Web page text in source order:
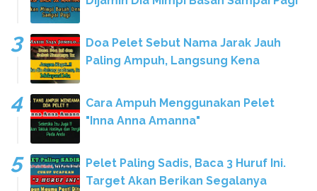
Doa Pelet Sebut Nama Jarak Jauh
Paling Ampuh, Langsung Kena
Cara Ampuh Menggunakan Pelet
"Inna Anna Amanna"
Pelet Paling Sadis, Baca 3 Huruf Ini.
Target Akan Berikan Segalanya